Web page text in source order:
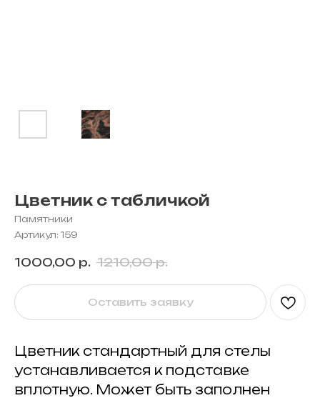
Цветник с табличкой
Памятники
Артикул: 159
1000,00 р. 1210,00 р.
Оставить заявку
Цветник стандартный для стелы
устанавливается к подставке
вплотную. Может быть заполнен